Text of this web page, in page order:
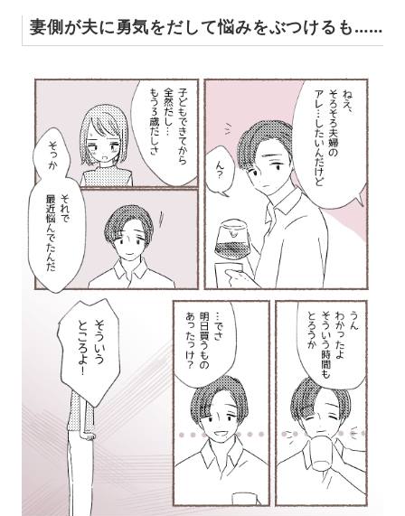
妻側が夫に勇気をだして悩みをぶつけるも……